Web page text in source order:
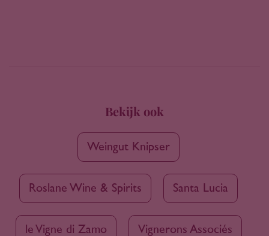
Bekijk ook
Weingut Knipser
Roslane Wine & Spirits Santa Lucia
le Vigne di Zamo Vignerons Associés